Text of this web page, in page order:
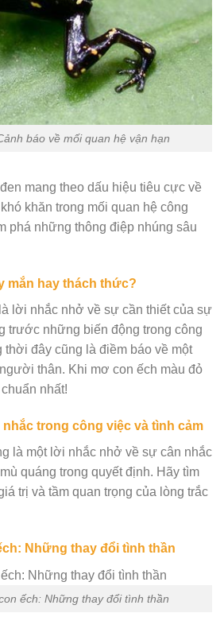
báo về mối quan hệ vận hạn
mang theo dấu hiệu tiêu cực về
khăn trong mối quan hệ công
phá những thông điệp nhúng sâu
mắn hay thách thức?
lời nhắc nhở về sự cần thiết của sự
trước những biến động trong công
đây cũng là điềm báo về một
thân. Khi mơ con ếch màu đỏ
chuẩn nhất!
nhắc trong công việc và tình cảm
là một lời nhắc nhở về sự cân nhắc
quáng trong quyết định. Hãy tìm
trị và tầm quan trọng của lòng trắc
Những thay đổi tình thần
ếch: Những thay đổi tình thần